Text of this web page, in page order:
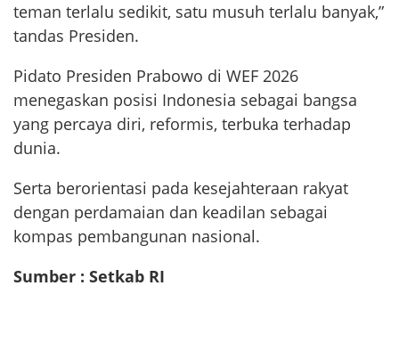
teman terlalu sedikit, satu musuh terlalu banyak,”
tandas Presiden.
Pidato Presiden Prabowo di WEF 2026
menegaskan posisi Indonesia sebagai bangsa
yang percaya diri, reformis, terbuka terhadap
dunia.
Serta berorientasi pada kesejahteraan rakyat
dengan perdamaian dan keadilan sebagai
kompas pembangunan nasional.
Sumber : Setkab RI